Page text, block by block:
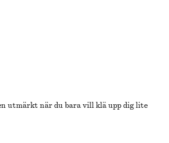
utmärkt när du bara vill klä upp dig lite